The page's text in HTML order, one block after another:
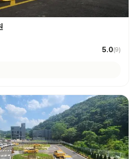
5.0(9)